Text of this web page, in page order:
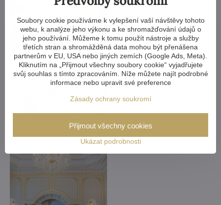
Soubory cookie používáme k vylepšení vaší návštěvy tohoto
webu, k analýze jeho výkonu a ke shromažďování údajů o
jeho používání. Můžeme k tomu použít nástroje a služby
třetích stran a shromážděná data mohou být přenášena
partnerům v EU, USA nebo jiných zemích (Google Ads, Meta).
Kliknutím na „Přijmout všechny soubory cookie“ vyjadřujete
svůj souhlas s tímto zpracováním. Níže můžete najít podrobné
informace nebo upravit své preference
Zásady ochrany soukromí
Ukázat podrobnosti
Přijmout všechny cookies